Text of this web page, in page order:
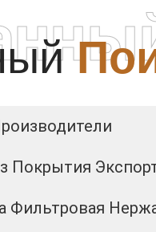
Покрытия
Фильтровая